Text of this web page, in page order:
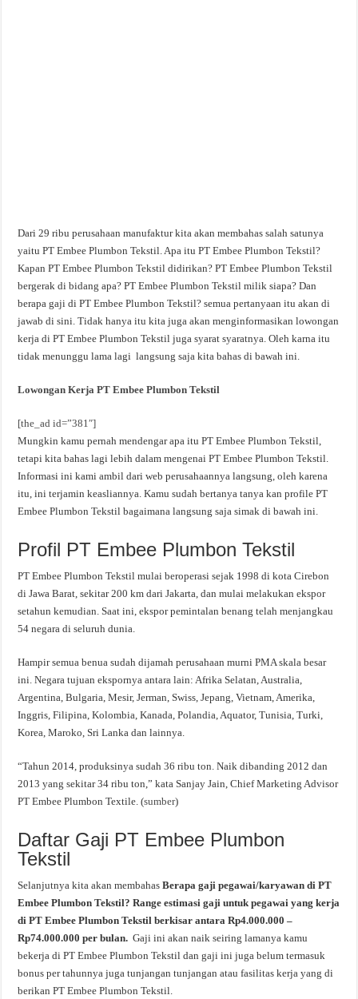
Dari 29 ribu perusahaan manufaktur kita akan membahas salah satunya
yaitu PT Embee Plumbon Tekstil. Apa itu PT Embee Plumbon Tekstil?
Kapan PT Embee Plumbon Tekstil didirikan? PT Embee Plumbon Tekstil
bergerak di bidang apa? PT Embee Plumbon Tekstil milik siapa? Dan
berapa gaji di PT Embee Plumbon Tekstil? semua pertanyaan itu akan di
jawab di sini. Tidak hanya itu kita juga akan menginformasikan lowongan
kerja di PT Embee Plumbon Tekstil juga syarat syaratnya. Oleh karna itu
tidak menunggu lama lagi langsung saja kita bahas di bawah ini.
Lowongan Kerja PT Embee Plumbon Tekstil
[the_ad id=”381″]
Mungkin kamu pernah mendengar apa itu PT Embee Plumbon Tekstil,
tetapi kita bahas lagi lebih dalam mengenai PT Embee Plumbon Tekstil.
Informasi ini kami ambil dari web perusahaannya langsung, oleh karena
itu, ini terjamin keasliannya. Kamu sudah bertanya tanya kan profile PT
Embee Plumbon Tekstil bagaimana langsung saja simak di bawah ini.
Profil PT Embee Plumbon Tekstil
PT Embee Plumbon Tekstil mulai beroperasi sejak 1998 di kota Cirebon
di Jawa Barat, sekitar 200 km dari Jakarta, dan mulai melakukan ekspor
setahun kemudian. Saat ini, ekspor pemintalan benang telah menjangkau
54 negara di seluruh dunia.
Hampir semua benua sudah dijamah perusahaan murni PMA skala besar
ini. Negara tujuan ekspornya antara lain: Afrika Selatan, Australia,
Argentina, Bulgaria, Mesir, Jerman, Swiss, Jepang, Vietnam, Amerika,
Inggris, Filipina, Kolombia, Kanada, Polandia, Aquator, Tunisia, Turki,
Korea, Maroko, Sri Lanka dan lainnya.
“Tahun 2014, produksinya sudah 36 ribu ton. Naik dibanding 2012 dan
2013 yang sekitar 34 ribu ton,” kata Sanjay Jain, Chief Marketing Advisor
PT Embee Plumbon Textile. (sumber)
Daftar Gaji PT Embee Plumbon
Tekstil
Selanjutnya kita akan membahasBerapa gaji pegawai/karyawan di PT
Embee Plumbon Tekstil? Range estimasi gaji untuk pegawai yang kerja
di PT Embee Plumbon Tekstil berkisar antara Rp4.000.000 –
Rp74.000.000 per bulan. Gaji ini akan naik seiring lamanya kamu
bekerja di PT Embee Plumbon Tekstil dan gaji ini juga belum termasuk
bonus per tahunnya juga tunjangan tunjangan atau fasilitas kerja yang di
berikan PT Embee Plumbon Tekstil.